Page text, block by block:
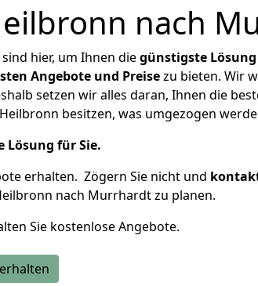
nach
hier, um Ihnen diegünstigste Lösung
Angebote und Preisezu bieten. Wir
setzen wir alles daran, Ihnen die
besitzen, was umgezogen
Lösung für Sie.
erhalten. Zögern Sie nicht und
nach Murrhardt zu planen.
Sie kostenlose Angebote.